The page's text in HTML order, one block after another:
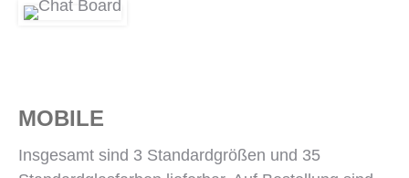
MOBILE
Insgesamt sind 3 Standardgrößen und 35